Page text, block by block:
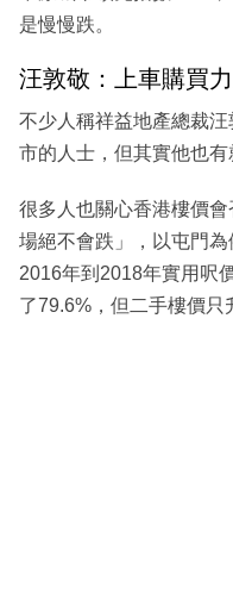
是慢慢跌。
汪敦敬：上車購買
不少人稱祥益地產總裁
市的人士，但其實他也有
很多人也關心香港樓價
場絕不會跌」，以屯門為
2016年到2018年實用呎
了79.6%，但二手樓價只